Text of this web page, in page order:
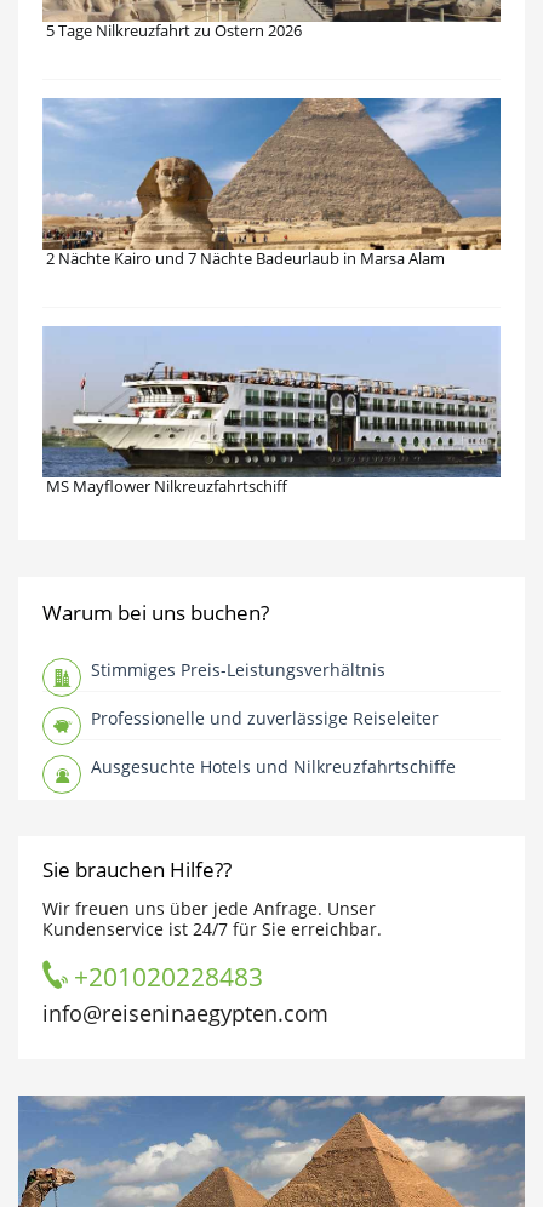
5 Tage Nilkreuzfahrt zu Ostern 2026
2 Nächte Kairo und 7 Nächte Badeurlaub in Marsa Alam
MS Mayflower Nilkreuzfahrtschiff
Warum bei uns buchen?
Stimmiges Preis-Leistungsverhältnis
Professionelle und zuverlässige Reiseleiter
Ausgesuchte Hotels und Nilkreuzfahrtschiffe
Sie brauchen Hilfe??
Wir freuen uns über jede Anfrage. Unser
Kundenservice ist 24/7 für Sie erreichbar.
+201020228483
info@reiseninaegypten.com